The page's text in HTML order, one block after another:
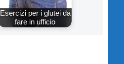
Esercizi per i glutei da
fare in ufficio